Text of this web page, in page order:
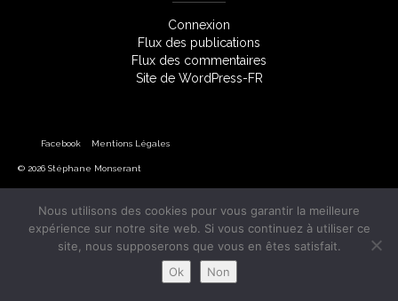
Connexion
Flux des publications
Flux des commentaires
Site de WordPress-FR
Facebook Mentions Légales
© 2026 Stéphane Monserant
Nous utilisons des cookies pour vous garantir la meilleure
expérience sur notre site web. Si vous continuez à utiliser ce
site, nous supposerons que vous en êtes satisfait.
Ok
Non